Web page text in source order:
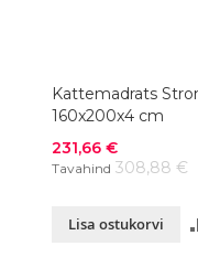
Kattemadrats
160x200x4 cm
Soodushind
231,66 €
Tavahind 308,88 €
Lisa ostukorvi